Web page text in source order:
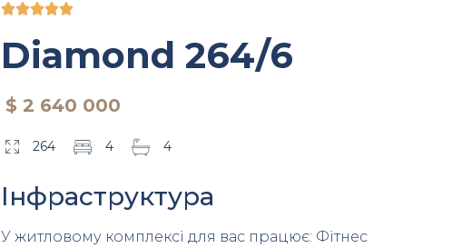

Diamond 264/6
$ 2 640 000
264 4 4
Інфраструктура
У житловому комплексі для вас працює: Фітнес